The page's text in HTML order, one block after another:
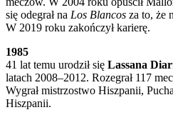
się odegrał na Los Blancos za to, że
W 2019 roku zakończył karierę.
1985
41 lat temu urodził się Lassana
latach 2008–2012. Rozegrał 117
Wygrał mistrzostwo Hiszpanii,
Hiszpanii.